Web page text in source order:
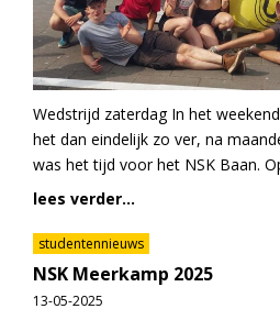
Wedstrijd zaterdag In het
het dan eindelijk zo ver, na
was het tijd voor het NSK Baan.
lees verder...
studentennieuws
NSK Meerkamp 2025
13-05-2025